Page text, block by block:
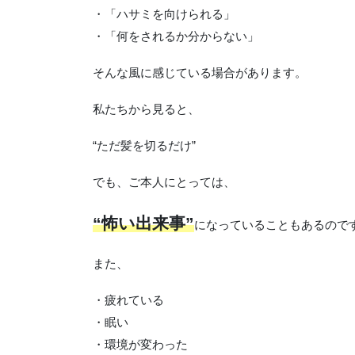
・「ハサミを向けられる」
・「何をされるか分からない」
そんな風に感じている場合があります。
私たちから見ると、
“ただ髪を切るだけ”
でも、ご本人にとっては、
“怖い出来事”になっていることもあるので
また、
・疲れている
・眠い
・環境が変わった